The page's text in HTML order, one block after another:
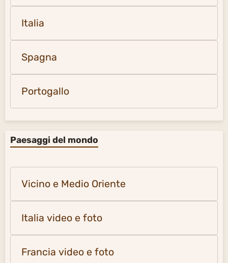
Italia
Spagna
Portogallo
Paesaggi del mondo
Vicino e Medio Oriente
Italia video e foto
Francia video e foto